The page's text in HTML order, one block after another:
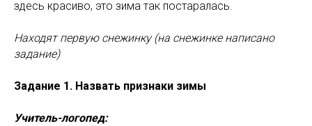
здесь красиво, это зима так постаралась.
Находят первую снежинку (на снежинке написано
задание)
Задание 1. Назвать признаки зимы
Учитель-логопед: